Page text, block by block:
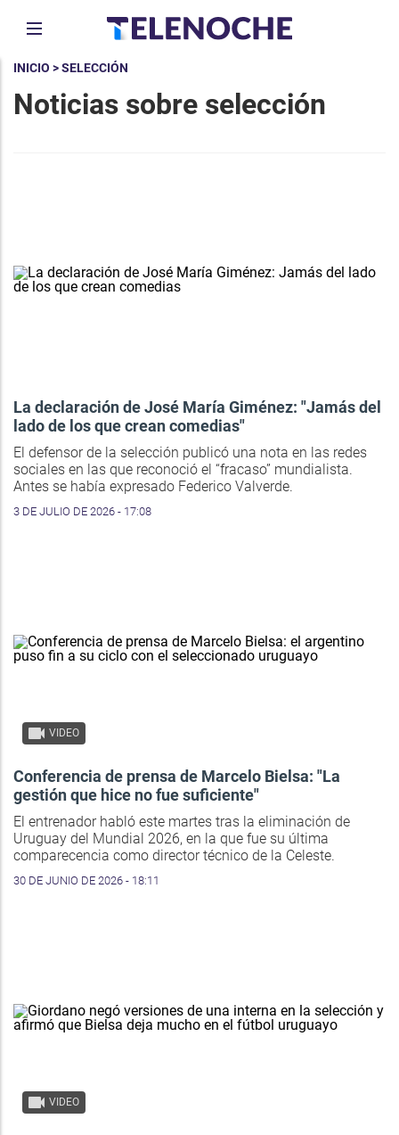
INICIO > SELECCIÓN
Noticias sobre selección
La declaración de José María Giménez: "Jamás del
lado de los que crean comedias"
El defensor de la selección publicó una nota en las redes
sociales en las que reconoció el “fracaso” mundialista.
Antes se había expresado Federico Valverde.
3 DE JULIO DE 2026 - 17:08
VIDEO
Conferencia de prensa de Marcelo Bielsa: "La
gestión que hice no fue suficiente"
El entrenador habló este martes tras la eliminación de
Uruguay del Mundial 2026, en la que fue su última
comparecencia como director técnico de la Celeste.
30 DE JUNIO DE 2026 - 18:11
VIDEO